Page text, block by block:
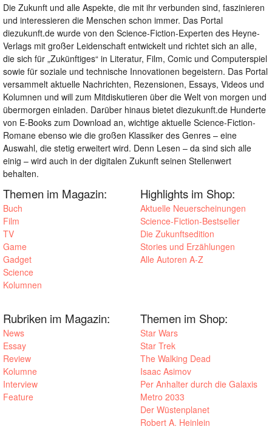
Die Zukunft und alle Aspekte, die mit ihr verbunden sind, faszinieren
und interessieren die Menschen schon immer. Das Portal
diezukunft.de wurde von den Science-Fiction-Experten des Heyne-
Verlags mit großer Leidenschaft entwickelt und richtet sich an alle,
die sich für „Zukünftiges“ in Literatur, Film, Comic und Computerspiel
sowie für soziale und technische Innovationen begeistern. Das Portal
versammelt aktuelle Nachrichten, Rezensionen, Essays, Videos und
Kolumnen und will zum Mitdiskutieren über die Welt von morgen und
übermorgen einladen. Darüber hinaus bietet diezukunft.de Hunderte
von E-Books zum Download an, wichtige aktuelle Science-Fiction-
Romane ebenso wie die großen Klassiker des Genres – eine
Auswahl, die stetig erweitert wird. Denn Lesen – da sind sich alle
einig – wird auch in der digitalen Zukunft seinen Stellenwert
behalten.
Themen im Magazin:
Buch
Film
TV
Game
Gadget
Science
Kolumnen
Highlights im Shop:
Aktuelle Neuerscheinungen
Science-Fiction-Bestseller
Die Zukunftsedition
Stories und Erzählungen
Alle Autoren A-Z
Rubriken im Magazin:
News
Essay
Review
Kolumne
Interview
Feature
Themen im Shop:
Star Wars
Star Trek
The Walking Dead
Isaac Asimov
Per Anhalter durch die Galaxis
Metro 2033
Der Wüstenplanet
Robert A. Heinlein